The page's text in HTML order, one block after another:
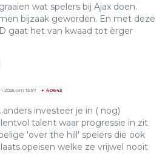
wat spelers bij Ajax doen.
bijzaak geworden. En met deze
gaat het van kwaad tot èrger
2025 om 13:57 + 40643
investeer je in ( nog)
talent waar progressie in zit
'over the hill' spelers die ook
welke ze vrijwel nooit